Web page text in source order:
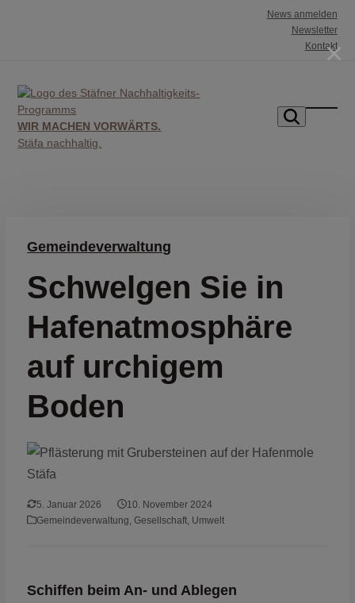
News anmelden
Newsletter
Kontakt
WIR MACHEN VORWÄRTS.
Stäfa nachhaltig.
Gemeindeverwaltung
Schwelgen Sie in
Hafenatmosphäre
auf urchigem
Boden
5. Januar 2026
10. November 2024
Gemeindeverwaltung,Gesellschaft, Umwelt
Schiffen beim An- und Ablegen
×